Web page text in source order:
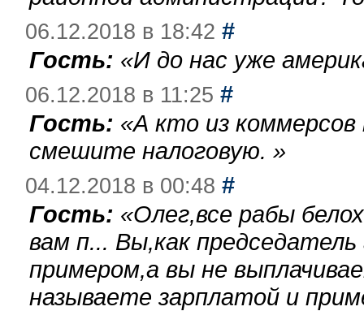
06.12.2018 в 18:42 #
Гость: «И до нас уже
06.12.2018 в 11:25 #
Гость: «А кто из
смешите налоговую. »
04.12.2018 в 00:48 #
Гость: «Олег,все рабы
вам п... Вы,как
примером,а вы не
называете зарплатой и